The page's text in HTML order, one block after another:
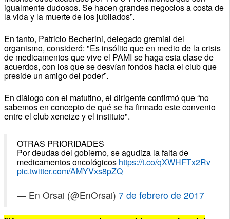
igualmente dudosos. Se hacen grandes negocios a costa de
la vida y la muerte de los jubilados”.
En tanto, Patricio Becherini, delegado gremial del
organismo, consideró: "Es insólito que en medio de la crisis
de medicamentos que vive el PAMI se haga esta clase de
acuerdos, con los que se desvían fondos hacia el club que
preside un amigo del poder”.
En diálogo con el matutino, el dirigente confirmó que “no
sabemos en concepto de qué se ha firmado este convenio
entre el club xeneize y el instituto".
OTRAS PRIORIDADES
Por deudas del gobierno, se agudiza la falta de
medicamentos oncológicos https://t.co/qXWHFTx2Rv
pic.twitter.com/AMYVxs8pZQ
— En Orsai (@EnOrsai) 7 de febrero de 2017